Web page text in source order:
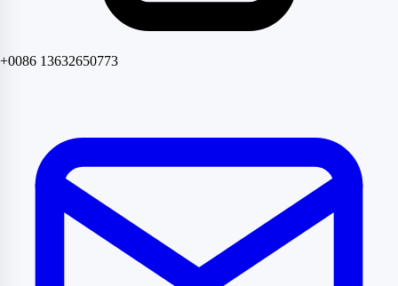
+0086 13632650773